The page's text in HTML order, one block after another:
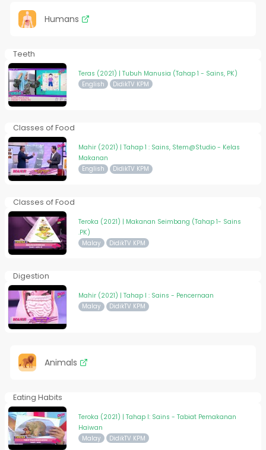
Humans
Teeth
Teras (2021) | Tubuh Manusia (Tahap 1 - Sains, PK)
English DidikTV KPM
Classes of Food
Mahir (2021) | Tahap 1 : Sains, Stem@Studio - Kelas
Makanan
English DidikTV KPM
Classes of Food
Teroka (2021) | Makanan Seimbang (Tahap 1- Sains
.PK)
Malay DidikTV KPM
Digestion
Mahir (2021) | Tahap I : Sains - Pencernaan
Malay DidikTV KPM
Animals
Eating Habits
Teroka (2021) | Tahap I: Sains - Tabiat Pemakanan
Haiwan
Malay DidikTV KPM